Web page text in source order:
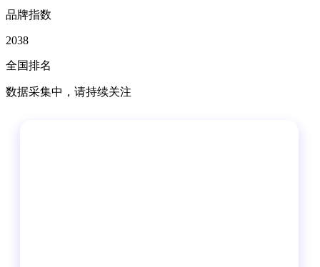
品牌指数
2038
全国排名
数据采集中，请持续关注